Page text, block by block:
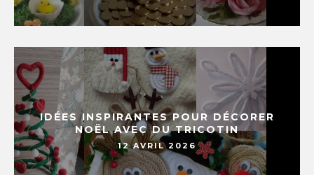
IDÉES INSPIRANTES POUR DÉCORER
NOËL AVEC DU TRICOTIN
12 AVRIL 2026